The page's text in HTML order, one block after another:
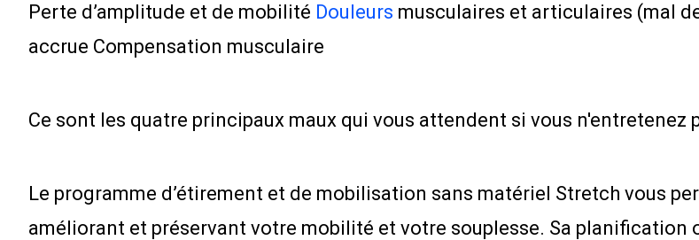
Perte d’amplitude et de mobilité Douleurs musculaires et articulaires (mal
accrue Compensation musculaire
Ce sont les quatre principaux maux qui vous attendent si vous
Le programme d’étirement et de mobilisation sans matériel Stretch vous
améliorant et préservant votre mobilité et votre souplesse. Sa planification